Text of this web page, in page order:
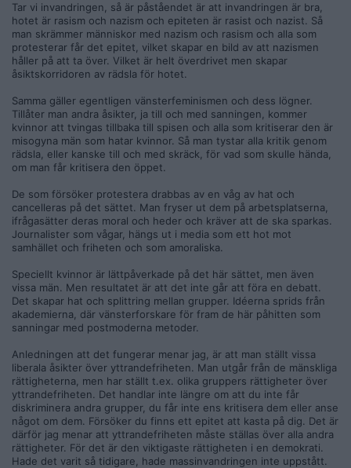
Tar vi invandringen, så är påståendet är att invandringen är bra,
hotet är rasism och nazism och epiteten är rasist och nazist. Så
man skrämmer människor med nazism och rasism och alla som
protesterar får det epitet, vilket skapar en bild av att nazismen
håller på att ta över. Vilket är helt överdrivet men skapar
åsiktskorridoren av rädsla för hotet.
Samma gäller egentligen vänsterfeminismen och dess lögner.
Tillåter man andra åsikter, ja till och med sanningen, kommer
kvinnor att tvingas tillbaka till spisen och alla som kritiserar den är
misogyna män som hatar kvinnor. Så man tystar alla kritik genom
rädsla, eller kanske till och med skräck, för vad som skulle hända,
om man får kritisera den öppet.
De som försöker protestera drabbas av en våg av hat och
cancelleras på det sättet. Man fryser ut dem på arbetsplatserna,
ifrågasätter deras moral och heder och kräver att de ska sparkas.
Journalister som vågar, hängs ut i media som ett hot mot
samhället och friheten och som amoraliska.
Speciellt kvinnor är lättpåverkade på det här sättet, men även
vissa män. Men resultatet är att det inte går att föra en debatt.
Det skapar hat och splittring mellan grupper. Idéerna sprids från
akademierna, där vänsterforskare för fram de här påhitten som
sanningar med postmoderna metoder.
Anledningen att det fungerar menar jag, är att man ställt vissa
liberala åsikter över yttrandefriheten. Man utgår från de mänskliga
rättigheterna, men har ställt t.ex. olika gruppers rättigheter över
yttrandefriheten. Det handlar inte längre om att du inte får
diskriminera andra grupper, du får inte ens kritisera dem eller anse
något om dem. Försöker du finns ett epitet att kasta på dig. Det är
därför jag menar att yttrandefriheten måste ställas över alla andra
rättigheter. För det är den viktigaste rättigheten i en demokrati.
Hade det varit så tidigare, hade massinvandringen inte uppstått.